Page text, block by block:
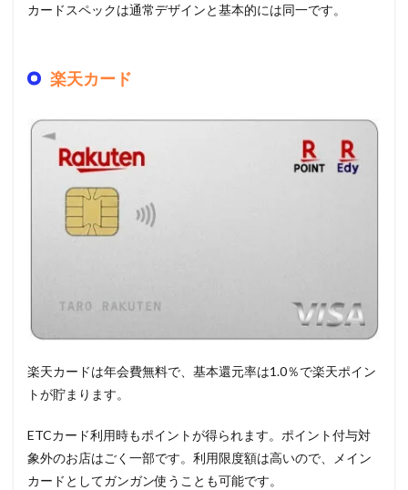
カードスペックは通常デザインと基本的には同一です。
楽天カード
楽天カードは年会費無料で、基本還元率は1.0％で楽天ポイン
トが貯まります。
ETCカード利用時もポイントが得られます。ポイント付与対
象外のお店はごく一部です。利用限度額は高いので、メイン
カードとしてガンガン使うことも可能です。